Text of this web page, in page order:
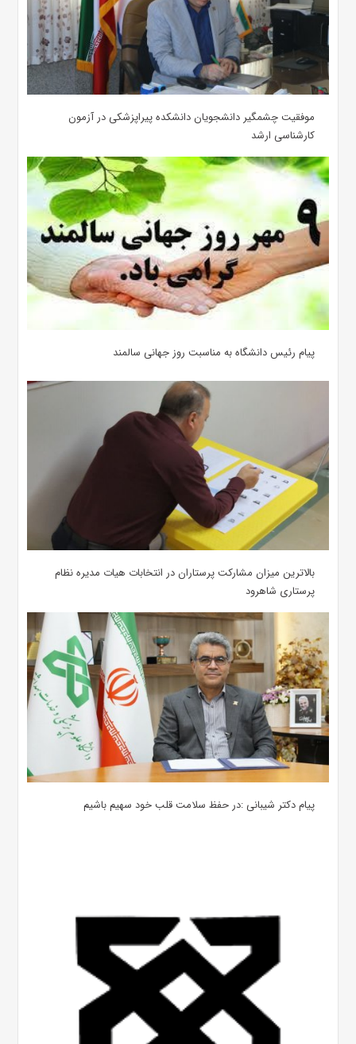
موفقیت چشمگیر دانشجویان دانشکده پیراپزشکی در آزمون
کارشناسی ارشد
پیام رئیس دانشگاه به مناسبت روز جهانی سالمند
بالاترین میزان مشارکت پرستاران در انتخابات هیات مدیره نظام
پرستاری شاهرود
پیام دکتر شیبانی :در حفظ سلامت قلب خود سهیم باشیم